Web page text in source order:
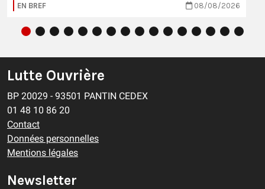
EN BREF 08/08/2026
Lutte Ouvrière
BP 20029 - 93501 PANTIN CEDEX
01 48 10 86 20
Contact
Données personnelles
Mentions légales
Newsletter